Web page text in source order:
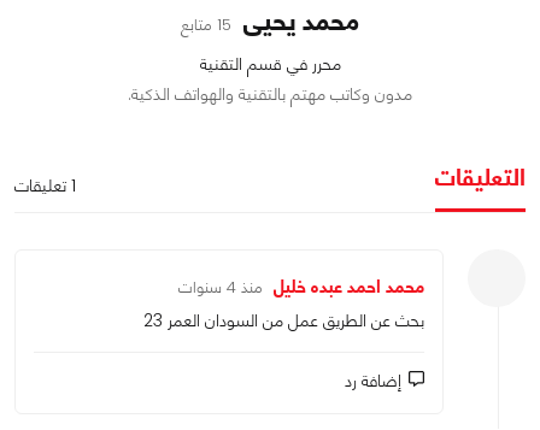
محمد يحيى 15 متابع
محرر في قسم التقنية
مدون وكاتب مهتم بالتقنية والهواتف الذكية.
التعليقات 1 تعليقات
محمد احمد عبده خليل منذ 4 سنوات
بحث عن الطريق عمل من السودان العمر 23